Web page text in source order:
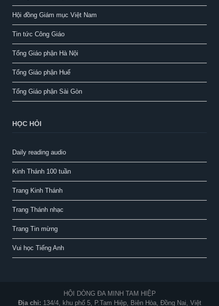
Hội đồng Giám mục Việt Nam
Tin tức Công Giáo
Tổng Giáo phận Hà Nội
Tổng Giáo phận Huế
Tổng Giáo phận Sài Gòn
HỌC HỎI
Daily reading audio
Kinh Thánh 100 tuần
Trang Kinh Thánh
Trang Thánh nhạc
Trang Tin mừng
Vui học Tiếng Anh
HỘI DÒNG ĐA MINH TAM HIỆP
Địa chỉ: 134/4, khu phố 5, P.Tam Hiệp, Biên Hòa, Đồng Nai, Việt